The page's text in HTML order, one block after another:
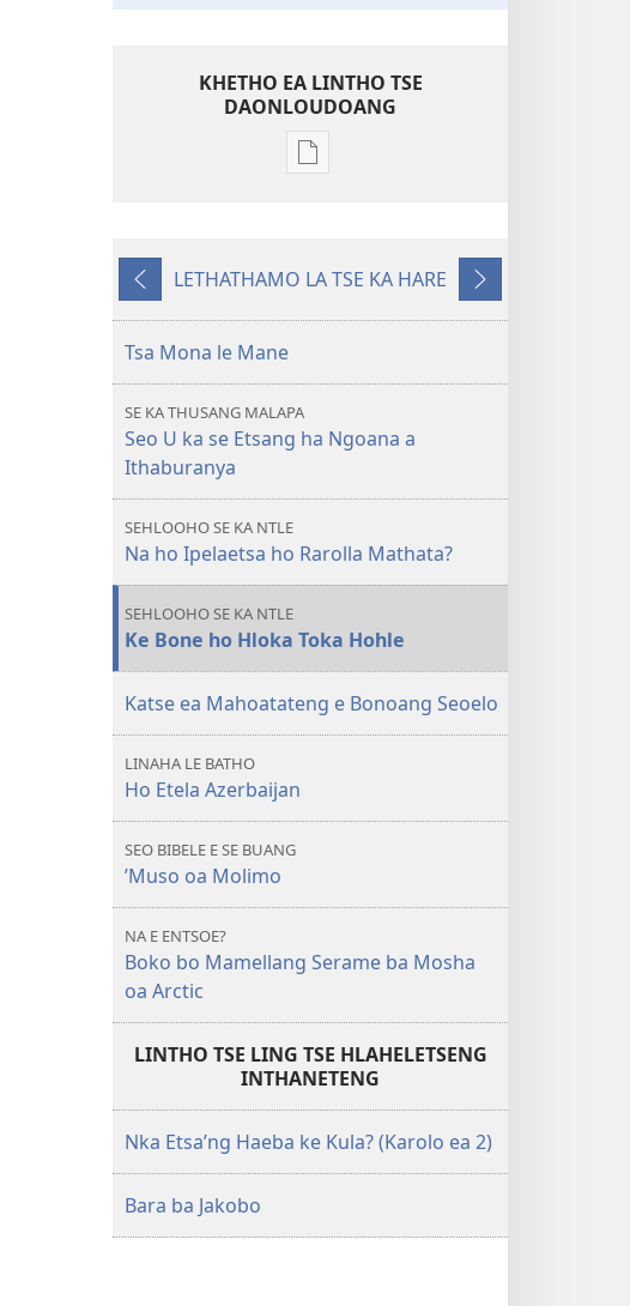
KHETHO EA LINTHO TSE
DAONLOUDOANG
Khetho
lingoliloeng
ho
Ipelaetsa
Mathata?
fetileng
LETHATHAMO LA TSE KA HARE
Latelang
Tsa Mona le Mane
SE KA THUSANG MALAPA
Seo U ka se Etsang ha Ngoana a
Ithaburanya
SEHLOOHO SE KA NTLE
Na ho Ipelaetsa ho Rarolla Mathata?
SEHLOOHO SE KA NTLE
Ke Bone ho Hloka Toka Hohle
Katse ea Mahoatateng e Bonoang Seoelo
LINAHA LE BATHO
Ho Etela Azerbaijan
SEO BIBELE E SE BUANG
’Muso oa Molimo
NA E ENTSOE?
Boko bo Mamellang Serame ba Mosha
oa Arctic
LINTHO TSE LING TSE HLAHELETSENG
INTHANETENG
Nka Etsa’ng Haeba ke Kula? (Karolo ea 2)
Bara ba Jakobo